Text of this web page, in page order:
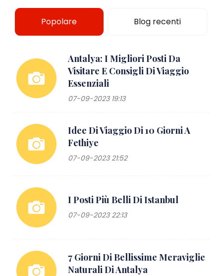
Popolare Blog recenti
Antalya: I Migliori Posti Da
Visitare E Consigli Di Viaggio
Essenziali
07-09-2023 19:13
Idee Di Viaggio Di 10 Giorni A
Fethiye
07-09-2023 21:52
I Posti Più Belli Di Istanbul
07-09-2023 22:13
7 Giorni Di Bellissime Meraviglie
Naturali Di Antalya